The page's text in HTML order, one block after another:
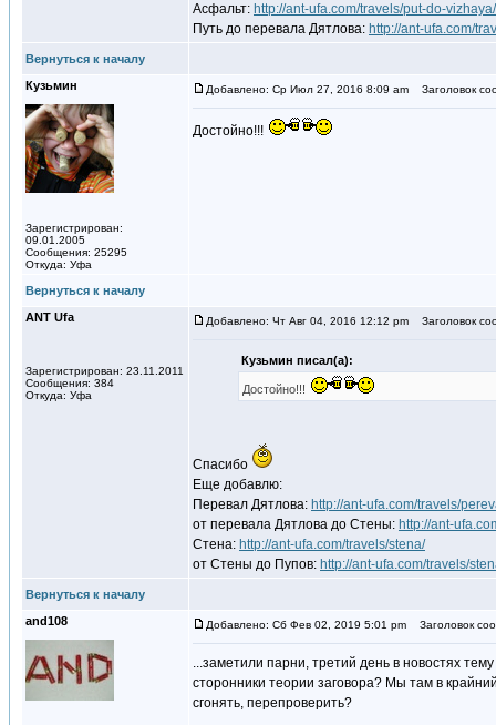
Асфальт: http://ant-ufa.com/travels/put-do-vizhaya/
Путь до перевала Дятлова: http://ant-ufa.com/
Вернуться к началу
Кузьмин
Зарегистрирован:
09.01.2005
Сообщения: 25295
Откуда: Уфа
Добавлено: Ср Июл 27, 2016 8:09 am Заголовок
Достойно!!!
Вернуться к началу
ANT Ufa
Зарегистрирован: 23.11.2011
Сообщения: 384
Откуда: Уфа
Добавлено: Чт Авг 04, 2016 12:12 pm Заголовок
Кузьмин писал(а):
Достойно!!!
Спасибо
Еще добавлю:
Перевал Дятлова: http://ant-ufa.com/travels/
от перевала Дятлова до Стены: http://ant-
Стена: http://ant-ufa.com/travels/stena/
от Стены до Пупов: http://ant-ufa.com/travels/
Вернуться к началу
and108
Добавлено: Сб Фев 02, 2019 5:01 pm Заголовок
...заметили парни, третий день в новостях
сторонники теории заговора? Мы там в
сгонять, перепроверить?